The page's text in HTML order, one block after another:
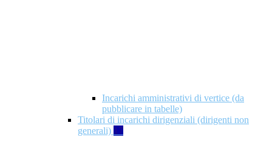
Incarichi amministrativi di vertice (da
pubblicare in tabelle)
Titolari di incarichi dirigenziali (dirigenti non
generali) 17